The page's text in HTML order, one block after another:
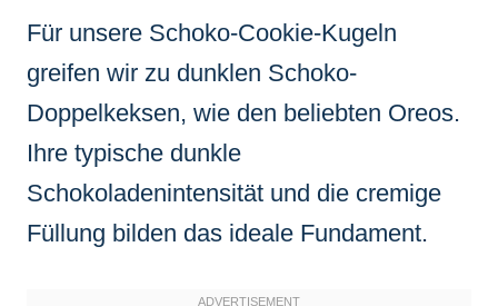
Für unsere Schoko-Cookie-Kugeln
greifen wir zu dunklen Schoko-
Doppelkeksen, wie den beliebten Oreos.
Ihre typische dunkle
Schokoladenintensität und die cremige
Füllung bilden das ideale Fundament.